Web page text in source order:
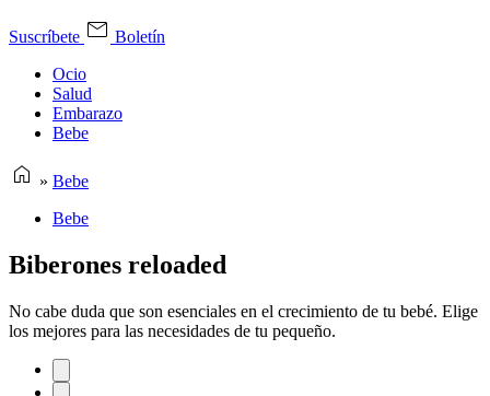
Suscríbete
Boletín
Ocio
Salud
Embarazo
Bebe
» Bebe
Bebe
Biberones reloaded
No cabe duda que son esenciales en el crecimiento de tu bebé. Elige
los mejores para las necesidades de tu pequeño.